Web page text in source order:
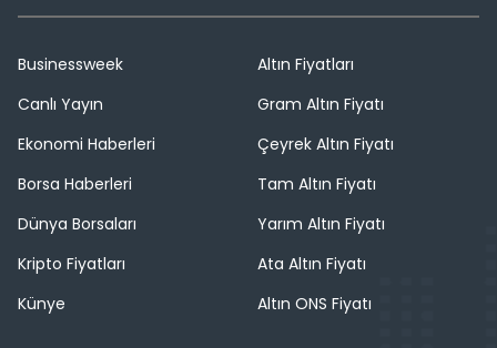
Businessweek
Canlı Yayın
Ekonomi Haberleri
Borsa Haberleri
Dünya Borsaları
Kripto Fiyatları
Künye
Altın Fiyatları
Gram Altın Fiyatı
Çeyrek Altın Fiyatı
Tam Altın Fiyatı
Yarım Altın Fiyatı
Ata Altın Fiyatı
Altın ONS Fiyatı